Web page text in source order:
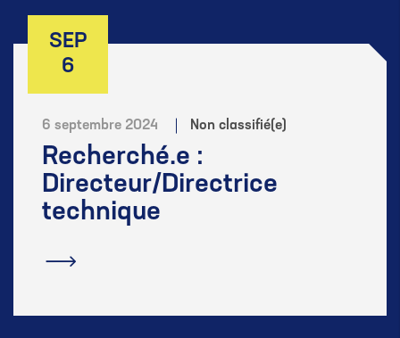
SEP
6
6 septembre 2024 Non classifié(e)
Recherché.e :
Directeur/Directrice
technique